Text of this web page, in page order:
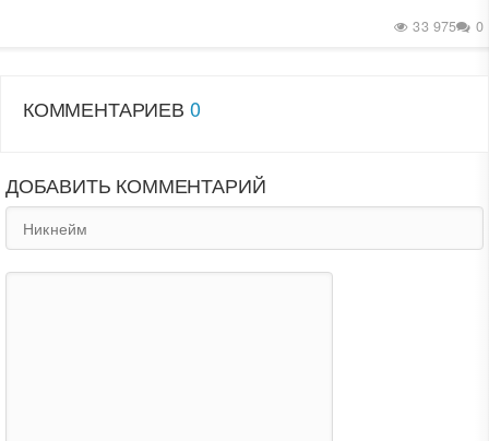
0
33 975
КОММЕНТАРИЕВ 0
ДОБАВИТЬ КОММЕНТАРИЙ